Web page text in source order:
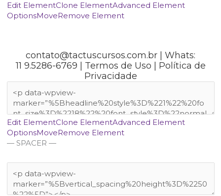
Edit ElementClone ElementAdvanced Element
OptionsMoveRemove Element
contato@tactuscursos.com.br | Whats:
11 9.5286-6769 | Termos de Uso
Política de
Privacidade
Edit ElementClone ElementAdvanced Element
OptionsMoveRemove Element
— SPACER —